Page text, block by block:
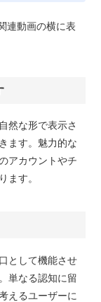
連動画の横に表
然な形で表示さ
ます。魅力的な
アカウントやチ
ます。
として機能させ
単なる認知に留
えるユーザーに